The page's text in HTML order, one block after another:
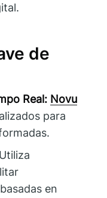
de
Real: Novu
para
Utiliza
en